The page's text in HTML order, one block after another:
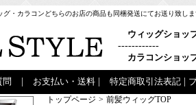
グ・カラコンどちらのお店の商品も同梱発送にてお送り致し
ウィッグショッ
------------
カラコンショッ
問 お支払い・送料 特定商取引法表記
トップページ > 前髪ウィッグTOP